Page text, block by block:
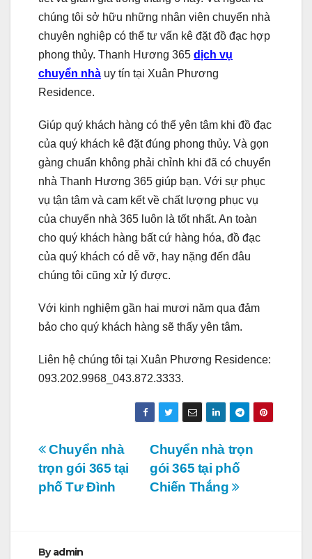
chúng tôi sở hữu những nhân viên chuyển nhà
chuyên nghiệp có thể tư vấn kê đặt đồ đạc hợp
phong thủy. Thanh Hương 365 dịch vụ
chuyển nhà uy tín tại Xuân Phương
Residence.
Giúp quý khách hàng có thể yên tâm khi đồ đạc
của quý khách kê đặt đúng phong thủy. Và gọn
gàng chuẩn không phải chỉnh khi đã có chuyển
nhà Thanh Hương 365 giúp bạn. Với sự phục
vụ tận tâm và cam kết về chất lượng phục vụ
của chuyển nhà 365 luôn là tốt nhất. An toàn
cho quý khách hàng bất cứ hàng hóa, đồ đạc
của quý khách có dễ vỡ, hay nặng đến đâu
chúng tôi cũng xử lý được.
Với kinh nghiệm gần hai mươi năm qua đảm
bảo cho quý khách hàng sẽ thấy yên tâm.
Liên hệ chúng tôi tại Xuân Phương Residence:
093.202.9968_043.872.3333.
Điều
hướng
Chuyển nhà trọn
gói 365 tại phố
Chiến Thắng
Chuyển nhà
trọn gói 365 tại
phố Tư Đình
Byadmin